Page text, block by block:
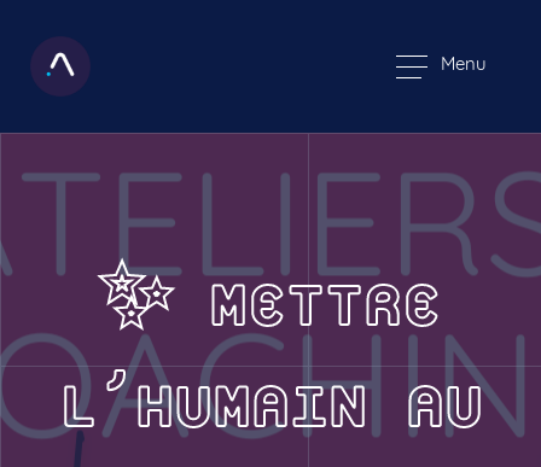
Menu
✨ METTRE
L’HUMAIN AU